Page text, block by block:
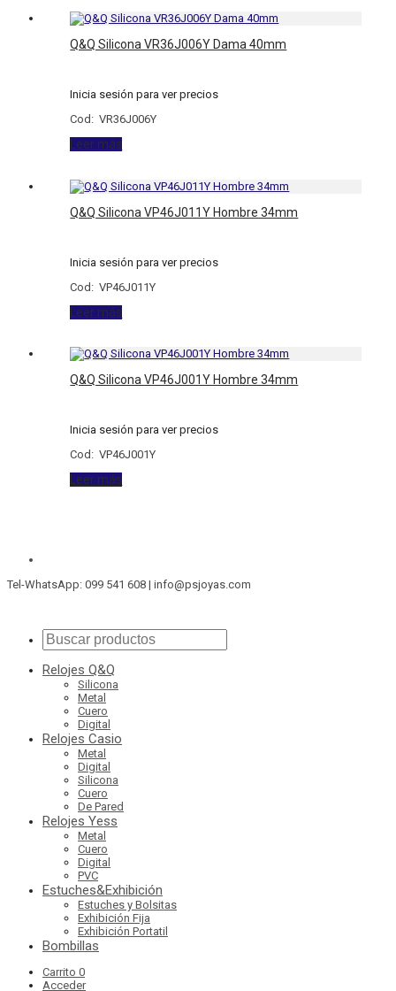
Q&Q Silicona VR36J006Y Dama 40mm
Inicia sesión para ver precios
Cod: VR36J006Y
Leer más
Q&Q Silicona VP46J011Y Hombre 34mm
Inicia sesión para ver precios
Cod: VP46J011Y
Leer más
Q&Q Silicona VP46J001Y Hombre 34mm
Inicia sesión para ver precios
Cod: VP46J001Y
Leer más
Tel-WhatsApp: 099 541 608 | info@psjoyas.com
Relojes Q&Q
Silicona
Metal
Cuero
Digital
Relojes Casio
Metal
Digital
Silicona
Cuero
De Pared
Relojes Yess
Metal
Cuero
Digital
PVC
Estuches&Exhibición
Estuches y Bolsitas
Exhibición Fija
Exhibición Portatil
Bombillas
Carrito 0
Acceder